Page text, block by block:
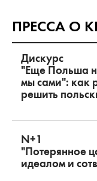
ПРЕССА О
Дискурс
"Еще Польша
мы сами": как
решить
N+1
"Потерянное
идеалом и